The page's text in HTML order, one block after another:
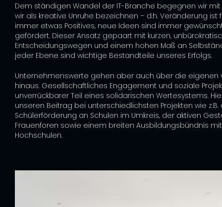
Dem ständigen Wandel der IT-Branche begegnen wir
wir als kreative Unruhe bezeichnen – d.h. Veränderung ist
immer etwas Positives, neue Ideen sind immer
gefördert. Dieser Ansatz gepaart mit kurzen,
Entscheidungswegen und einem hohen Maß an
jeder Ebene sind wichtige Bestandteile unseres Erfolgs.
Unternehmenswerte gehen aber auch über die eigenen
hinaus. Gesellschaftliches Engagement und soziale
unverrückbarer Teil eines solidarischen Wertesystems.
unseren Beitrag bei unterschiedlichsten Projekten wie z.B.
Schülerförderung an Schulen im Umkreis, der aktiven
Frauenforen sowie einem breiten Ausbildungsbündnis
Hochschulen.